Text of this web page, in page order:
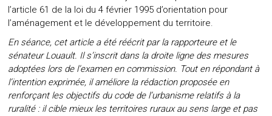
l’article 61 de la loi du 4 février 1995 d’orientation pour
l’aménagement et le développement du territoire.
En séance, cet article a été réécrit par la rapporteure et le
sénateur Louault. Il s’inscrit dans la droite ligne des mesures
adoptées lors de l’examen en commission. Tout en répondant à
l’intention exprimée, il améliore la rédaction proposée en
renforçant les objectifs du code de l’urbanisme relatifs à la
ruralité : il cible mieux les territoires ruraux au sens large et pas